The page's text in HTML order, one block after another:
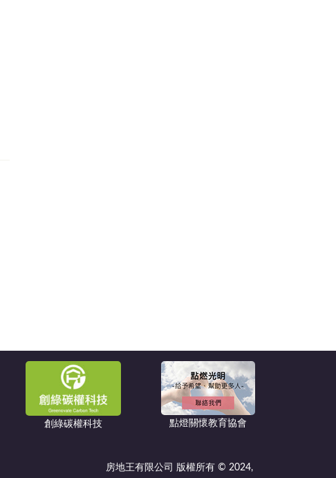
創綠碳權科技 點燈關懷教育協會
房地王有限公司 版權所有 © 2024,